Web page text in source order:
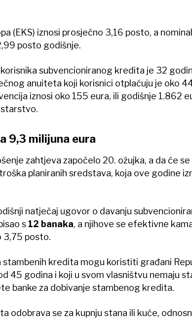
(EKS) iznosi prosječno 3,16 posto, a
posto godišnje.
subvencioniranog kredita je 32
anuiteta koji korisnici otplaćuju je oko
iznosi oko 155 eura, ili godišnje 1.862
9,3 milijuna eura
zahtjeva započelo 20. ožujka, a da će se
planiranih sredstava, koja ove godine
natječaj ugovor o davanju
s 12 banaka, a njihove se efektivne
3,75 posto.
stambenih kredita mogu koristiti građani
45 godina i koji u svom vlasništvu nemaju
banke za dobivanje stambenog kredita.
odobrava se za kupnju stana ili kuće,